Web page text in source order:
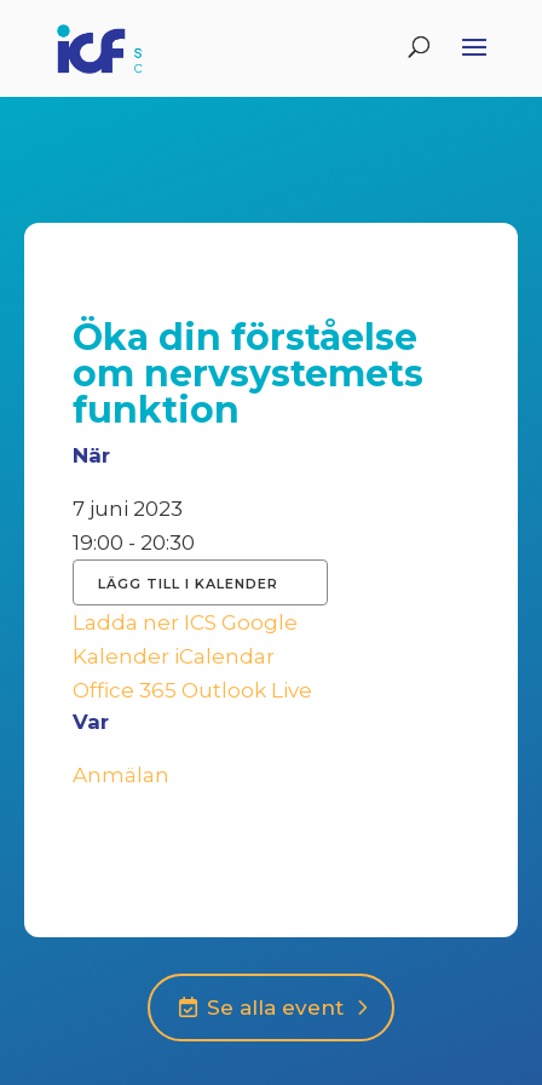
Öka din förståelse
om nervsystemets
funktion
När
7 juni 2023
19:00 - 20:30
LÄGG TILL I KALENDER
Ladda ner ICS Google
Kalender iCalendar
Office 365 Outlook Live
Var
Anmälan
Se alla event